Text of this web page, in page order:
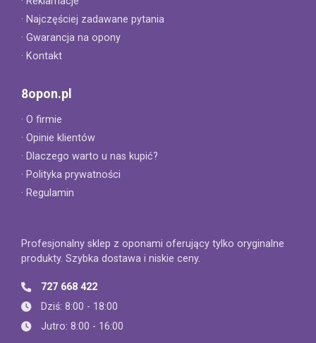
· Najczęściej zadawane pytania
· Gwarancja na opony
· Kontakt
8opon.pl
· O firmie
· Opinie klientów
· Dlaczego warto u nas kupić?
· Polityka prywatności
· Regulamin
Profesjonalny sklep z oponami oferujący tylko oryginalne
produkty. Szybka dostawa i niskie ceny.
727 668 422
Dziś: 8:00 - 18:00
Jutro: 8:00 - 16:00